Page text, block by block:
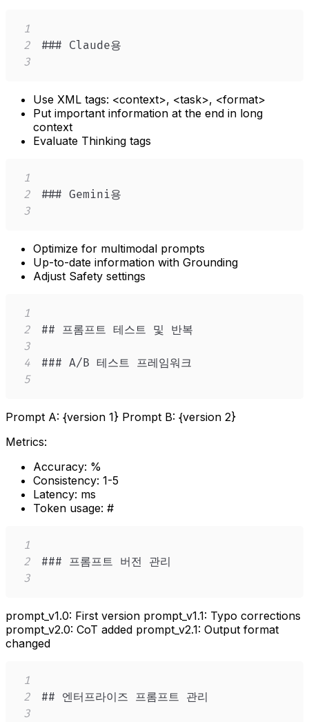
1
2
3
Use XML tags: <context>, <task>, <format>
Put important information at the end in long
context
Evaluate Thinking tags
1
2
3
Optimize for multimodal prompts
Up-to-date information with Grounding
Adjust Safety settings
1
2
3
4
5
Prompt A: {version 1} Prompt B: {version 2}
Metrics:
Accuracy: %
Consistency: 1-5
Latency: ms
Token usage: #
1
2
3
prompt_v1.0: First version prompt_v1.1: Typo corrections
prompt_v2.0: CoT added prompt_v2.1: Output format
changed
1
2
3